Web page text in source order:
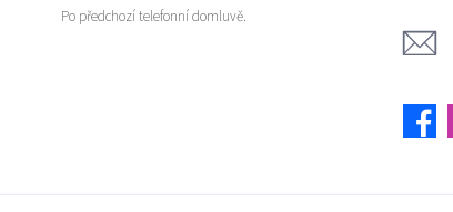
Po předchozí telefonní domluvě.